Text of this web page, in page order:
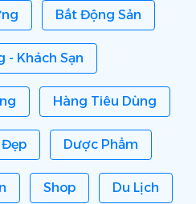
Bất Động Sản
- Khách Sạn
Hàng Tiêu Dùng
Đẹp Dược Phẩm
Shop Du Lịch